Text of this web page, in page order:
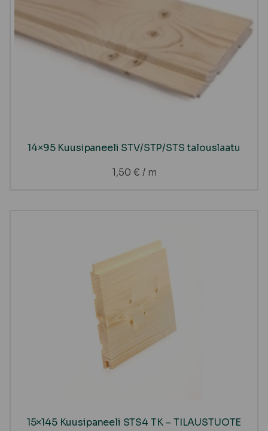
14×95 Kuusipaneeli STV/STP/STS talouslaatu
1,50 € / m
15×145 Kuusipaneeli STS4 TK – TILAUSTUOTE